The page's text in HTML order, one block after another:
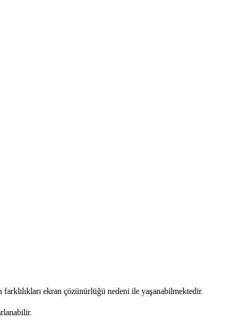
ekran çözünürlüğü nedeni ile yaşanabilmektedir.